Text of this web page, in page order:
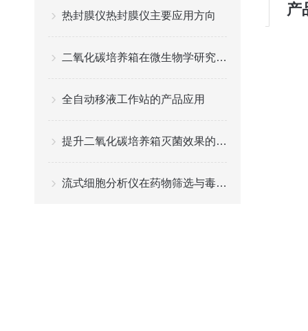
热封膜仪热封膜仪主要应用方向
二氧化碳培养箱在微生物学研究中的应用
全自动移液工作站的产品应用
提升二氧化碳培养箱灭菌效果的策略
流式细胞分析仪在药物筛选与毒性评估中的重要作用
产